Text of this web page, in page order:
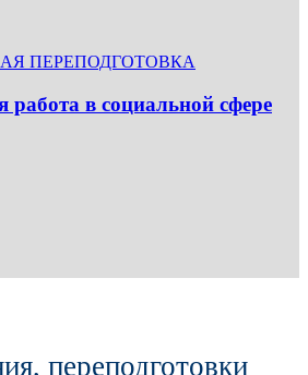
ПЕРЕПОДГОТОВКА
работа в социальной сфере
переподготовки